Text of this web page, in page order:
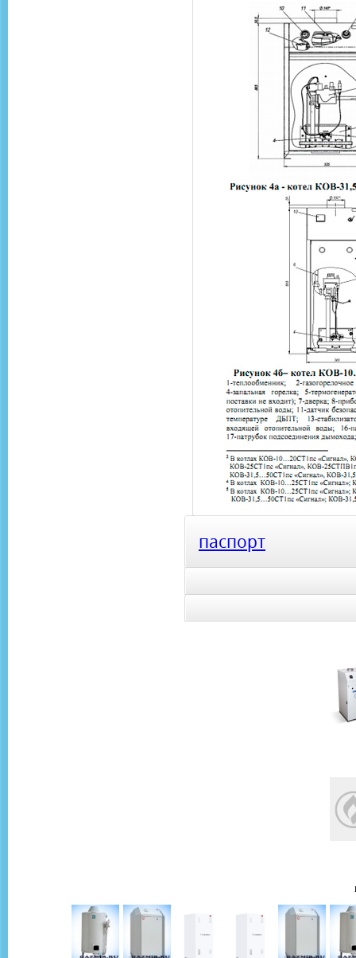
паспорт